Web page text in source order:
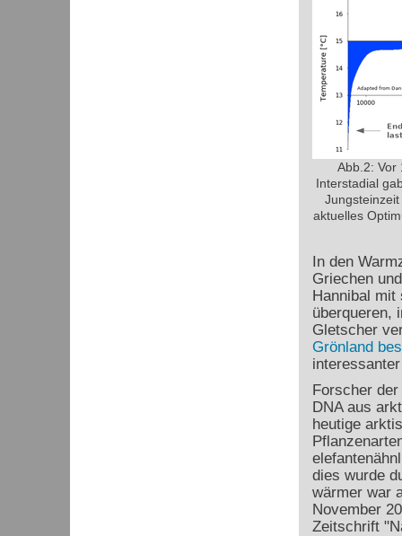
Abb.2: Vor
Interstadial
aktuelles
In den
Griechen
Hannibal mit
überqueren,
Gletscher
Grönland
Forscher
DNA aus
heutige
dies wurde
wärmer war
November
Zeitschrift